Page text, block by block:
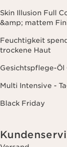
Skin Illusion Full
&amp; mattem
Feuchtigkeit
trockene Haut
Gesichtspflege-Öl
Multi Intensive -
Black Friday